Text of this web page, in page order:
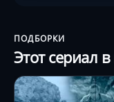
ПОДБОРКИ
Этот сериал